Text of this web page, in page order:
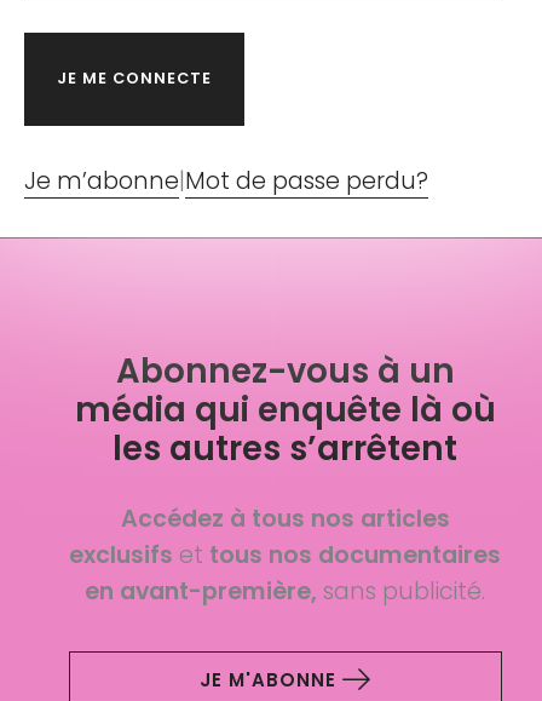
Je m’abonne|Mot de passe perdu?
Abonnez-vous à un
média qui enquête là où
les autres s’arrêtent
Accédez à tous nos articles
exclusifs et tous nos documentaires
en avant-première,sans publicité.
JE M'ABONNE